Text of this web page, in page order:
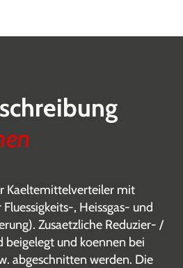
Kaeltemittelverteiler mit
, Heissgas- und
Zusaetzliche Reduzier- /
beigelegt und koennen bei
abgeschnitten werden. Die